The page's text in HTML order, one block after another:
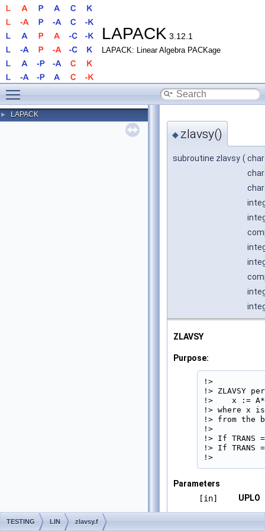
LAPACK 3.12.1
LAPACK: Linear Algebra PACKage
► LAPACK
◆ zlavsy()
subroutine zlavsy (
ZLAVSY
Purpose:
!>
!> ZLAVSY
!>    x :=
!> where x
!> from the
!>
!> If
!> If
!>
Parameters
[in]
UPLO
TESTING LIN zlavsy.f